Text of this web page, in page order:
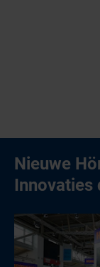
Nieuwe
Innovaties